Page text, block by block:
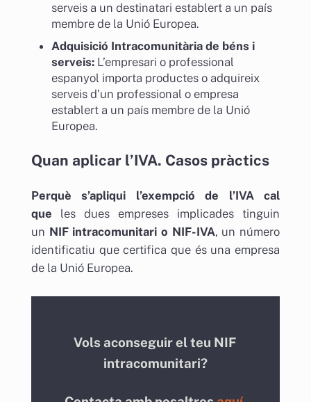
serveis a un destinatari establert a un país
membre de la Unió Europea.
Adquisició Intracomunitària de béns i
serveis: L’empresari o professional
espanyol importa productes o adquireix
serveis d’un professional o empresa
establert a un país membre de la Unió
Europea.
Quan aplicar l’IVA. Casos pràctics
Perquè s’apliqui l’exempció de l’IVA cal
que les dues empreses implicades tinguin
un NIF intracomunitari o NIF-IVA, un número
identificatiu que certifica que és una empresa
de la Unió Europea.
Vols aconseguir el teu NIF
intracomunitari?